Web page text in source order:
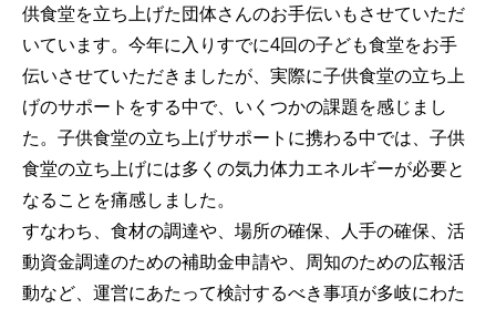
供食堂を立ち上げた団体さんのお手伝いもさせていただ
いています。今年に入りすでに4回の子ども食堂をお手
伝いさせていただきましたが、実際に子供食堂の立ち上
げのサポートをする中で、いくつかの課題を感じまし
た。子供食堂の立ち上げサポートに携わる中では、子供
食堂の立ち上げには多くの気力体力エネルギーが必要と
なることを痛感しました。
すなわち、食材の調達や、場所の確保、人手の確保、活
動資金調達のための補助金申請や、周知のための広報活
動など、運営にあたって検討するべき事項が多岐にわた